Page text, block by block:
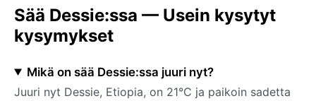
Sää Dessie:ssa — Usein kysytyt
kysymykset
Mikä on sää Dessie:ssa juuri nyt?
Juuri nyt Dessie, Etiopia, on 21°C ja paikoin sadetta